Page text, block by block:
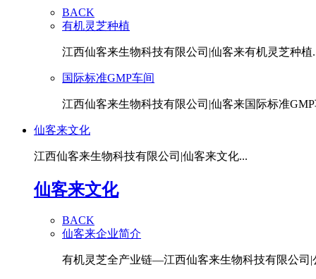
BACK
有机灵芝种植
江西仙客来生物科技有限公司|仙客来有机灵芝种植
国际标准GMP车间
江西仙客来生物科技有限公司|仙客来国际标准GMP
仙客来文化
江西仙客来生物科技有限公司|仙客来文化...
仙客来文化
BACK
仙客来企业简介
有机灵芝全产业链—江西仙客来生物科技有限公司|